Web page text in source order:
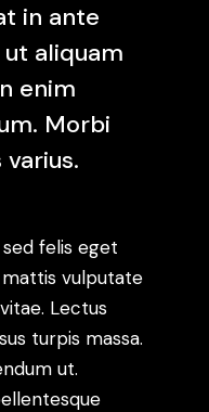
in ante
aliquam
enim
Morbi
felis eget
vulputate
Lectus
turpis massa.
ut.